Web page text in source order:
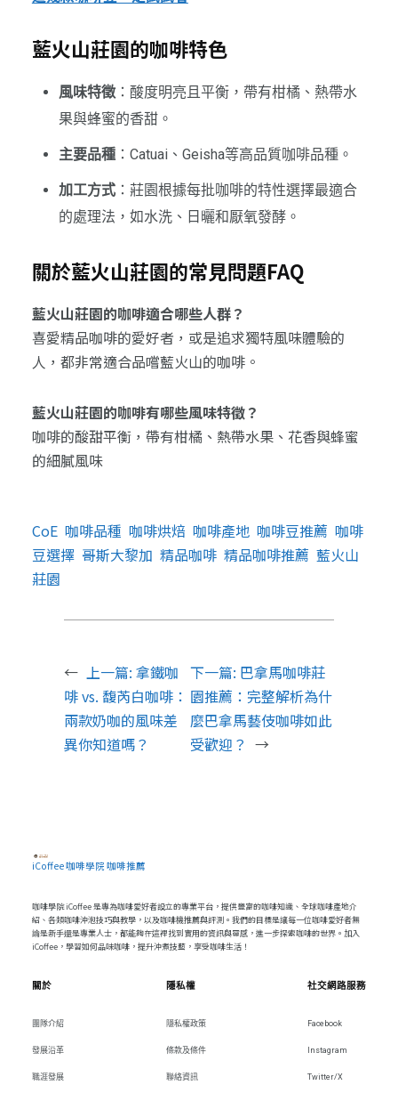
藍火山莊園的咖啡特色
風味特徵：酸度明亮且平衡，帶有柑橘、熱帶水
果與蜂蜜的香甜。
主要品種：Catuai、Geisha等高品質咖啡品種。
加工方式：莊園根據每批咖啡的特性選擇最適合
的處理法，如水洗、日曬和厭氧發酵。
關於藍火山莊園的常見問題FAQ
藍火山莊園的咖啡適合哪些人群？
喜愛精品咖啡的愛好者，或是追求獨特風味體驗的
人，都非常適合品嚐藍火山的咖啡。
藍火山莊園的咖啡有哪些風味特徵？
咖啡的酸甜平衡，帶有柑橘、熱帶水果、花香與蜂蜜
的細膩風味
CoE 咖啡品種 咖啡烘焙 咖啡產地 咖啡豆推薦 咖啡
豆選擇 哥斯大黎加 精品咖啡 精品咖啡推薦 藍火山
莊園
← 上一篇: 拿鐵咖
啡 vs. 馥芮白咖啡：
兩款奶咖的風味差
異你知道嗎？
下一篇: 巴拿馬咖啡莊
園推薦：完整解析為什
麼巴拿馬藝伎咖啡如此
受歡迎？ →
iCoffee 咖啡學院 咖啡推薦
咖啡學院 iCoffee 是專為咖啡愛好者設立的專業平台，提供豐富的咖啡知識、全球咖啡產地介
紹、各類咖啡沖泡技巧與教學，以及咖啡機推薦與評測。我們的目標是讓每一位咖啡愛好者無
論是新手還是專業人士，都能夠在這裡找到實用的資訊與靈感，進一步探索咖啡的世界。加入
iCoffee，學習如何品味咖啡，提升沖煮技藝，享受咖啡生活！
關於
團隊介紹
發展沿革
職涯發展
隱私權
隱私權政策
條款及條件
聯絡資訊
社交網路服務
Facebook
Instagram
Twitter/X